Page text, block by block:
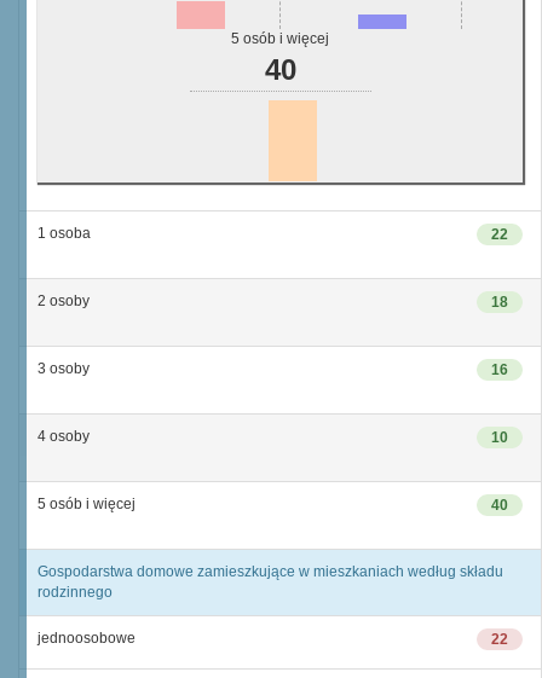
5 osób i więcej
40
22
1 osoba
18
2 osoby
16
3 osoby
10
4 osoby
40
5 osób i więcej
Gospodarstwa domowe zamieszkujące w mieszkaniach według składu
rodzinnego
22
jednoosobowe